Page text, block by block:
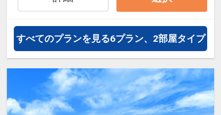
すべてのプランを見る6プラン、2部屋タイプ